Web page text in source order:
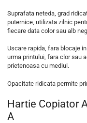
Suprafata neteda, grad
puternice, utilizata zilnic
fiecare data color sau alb
Uscare rapida, fara blocaje
urma printului, fara clor sau
prietenoasa cu mediul.
Opacitate ridicata permite
Hartie Copiator
A